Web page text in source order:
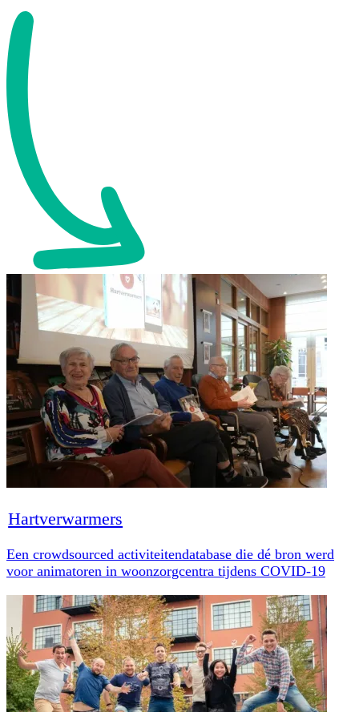
Hartverwarmers
Een crowdsourced activiteitendatabase die dé bron werd
voor animatoren in woonzorgcentra tijdens COVID-19